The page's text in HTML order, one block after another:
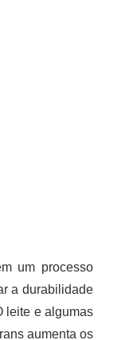
um processo
a durabilidade
leite e algumas
aumenta os